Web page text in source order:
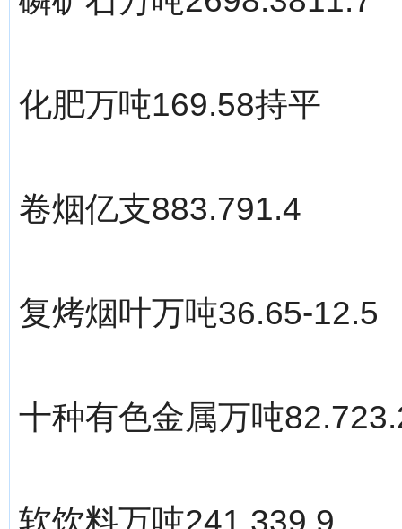
化肥万吨169.58持平
卷烟亿支883.791.4
复烤烟叶万吨36.65-12.5
十种有色金属万吨
软饮料万吨241.339.9